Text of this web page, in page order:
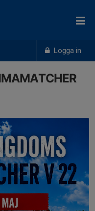
Logga in